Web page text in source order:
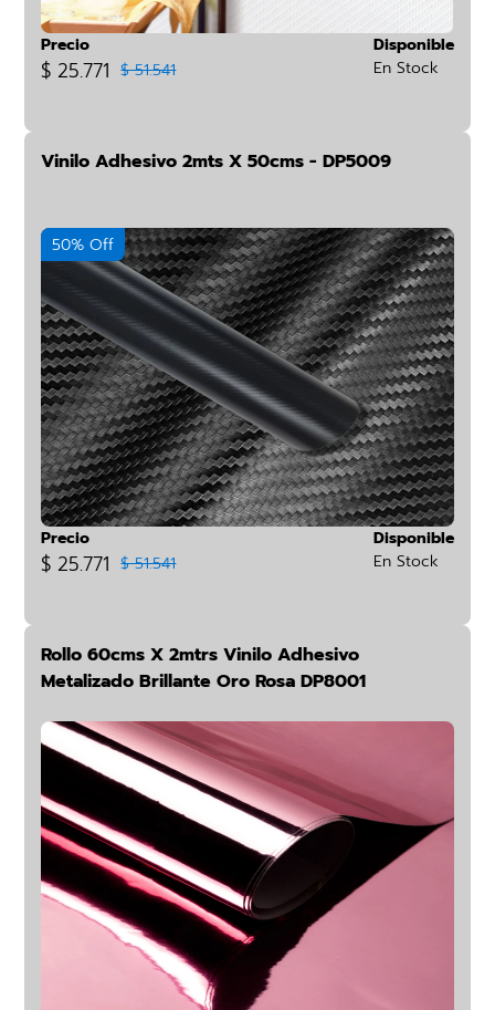
Precio
$ 25.771 $ 51.541
Disponible
En Stock
Vinilo Adhesivo 2mts X 50cms - DP5009
50% Off
Precio
$ 25.771 $ 51.541
Disponible
En Stock
Rollo 60cms X 2mtrs Vinilo Adhesivo
Metalizado Brillante Oro Rosa DP8001